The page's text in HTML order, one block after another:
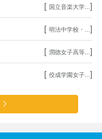
[ 国立音楽大学... ]
[ 明法中学校・... ]
[ 潤徳女子高等... ]
[ 佼成学園女子... ]